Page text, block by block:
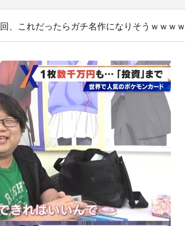
、これだったらガチ名作になりそうｗｗｗｗ